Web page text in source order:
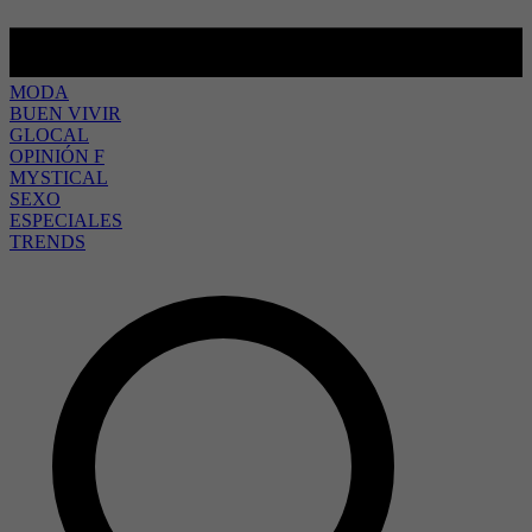
MODA
BUEN VIVIR
GLOCAL
OPINIÓN F
MYSTICAL
SEXO
ESPECIALES
TRENDS